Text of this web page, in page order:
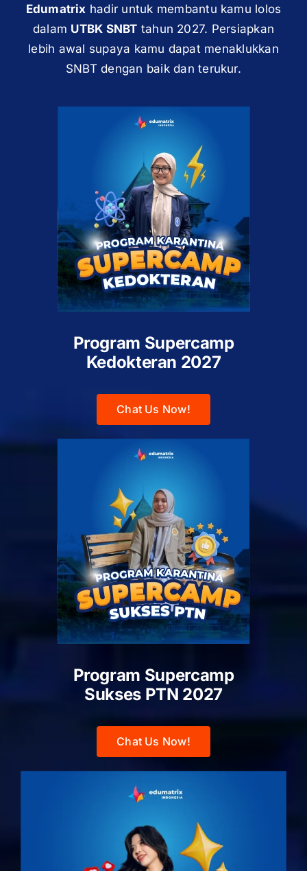
Edumatrix hadir untuk membantu kamu lolos
dalam UTBK SNBT tahun 2027. Persiapkan
lebih awal supaya kamu dapat menaklukkan
SNBT dengan baik dan terukur.
Program Supercamp
Kedokteran 2027
Chat Us Now!
Program Supercamp
Sukses PTN 2027
Chat Us Now!